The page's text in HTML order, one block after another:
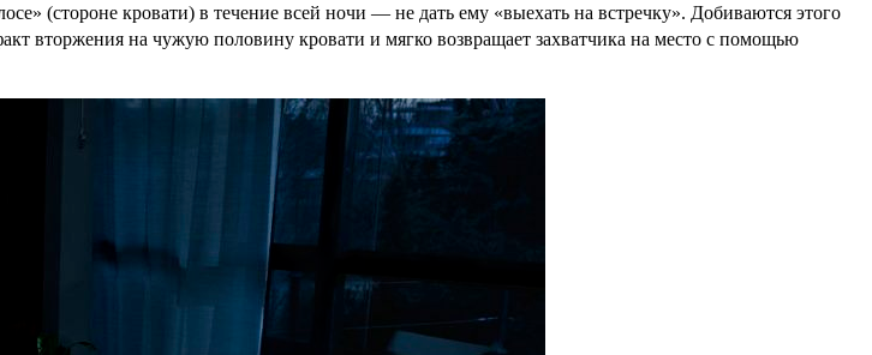
(стороне кровати) в течение всей ночи — не дать ему «выехать на встречку». Добиваются этого
вторжения на чужую половину кровати и мягко возвращает захватчика на место с помощью